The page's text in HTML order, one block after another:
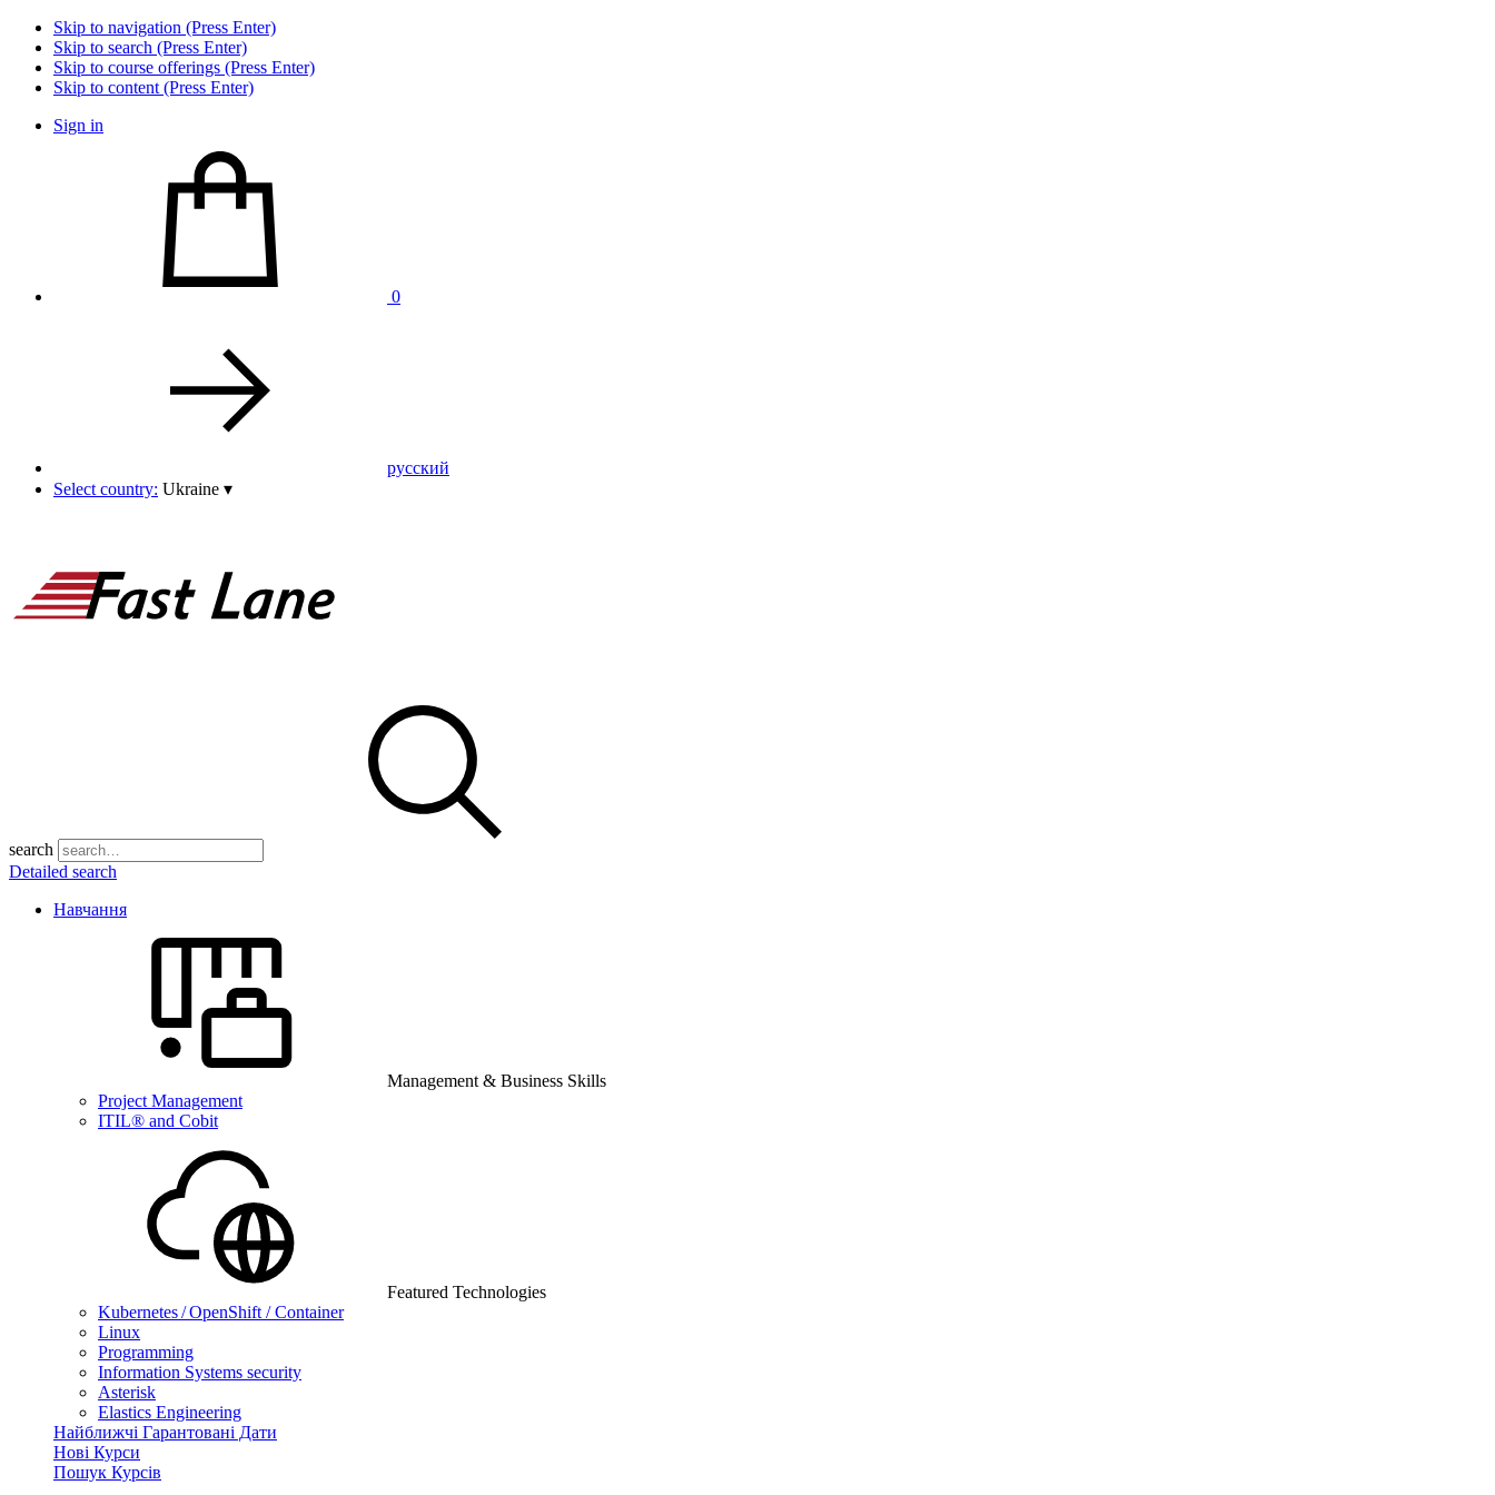
Skip to navigation (Press Enter)
Skip to search (Press Enter)
Skip to course offerings (Press Enter)
Skip to content (Press Enter)
Sign in
0
pусский
Select country: Ukraine ▾
search
Detailed search
Навчання
Management & Business Skills
Project Management
ITIL® and Cobit
Featured Technologies
Kubernetes / OpenShift / Container
Linux
Programming
Information Systems security
Asterisk
Elastics Engineering
Найближчі Гарантовані Дати
Нові Курси
Пошук Курсів